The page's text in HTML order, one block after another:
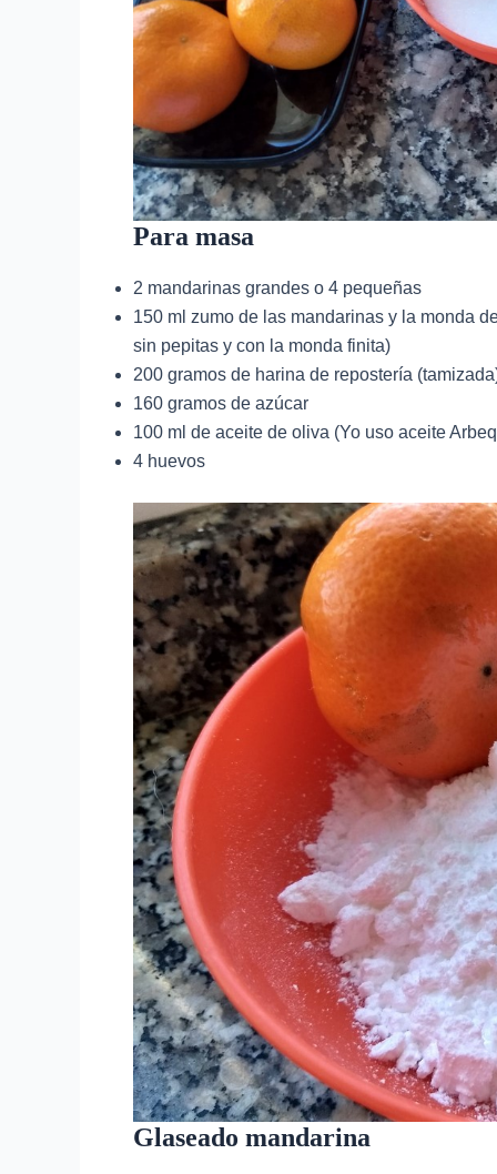
Para masa
2 mandarinas grandes o 4 pequeñas
150 ml zumo de las mandarinas y la monda
sin pepitas y con la monda finita)
200 gramos de harina de repostería
160 gramos de azúcar
100 ml de aceite de oliva (Yo uso aceite
4 huevos
Glaseado mandarina